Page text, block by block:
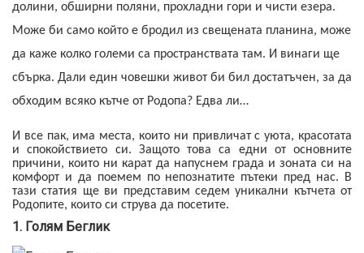
долини, обширни поляни, прохладни гори и чисти езера.
Може би само който е бродил из свещената планина, може
да каже колко големи са пространствата там. И винаги ще
сбърка. Дали един човешки живот би бил достатъчен, за да
обходим всяко кътче от Родопа? Едва ли…
И все пак, има места, които ни привличат с уюта, красотата
и спокойствието си. Защото това са едни от основните
причини, които ни карат да напуснем града и зоната си на
комфорт и да поемем по непознатите пътеки пред нас. В
тази статия ще ви представим седем уникални кътчета от
Родопите, които си струва да посетите.
1. Голям Беглик